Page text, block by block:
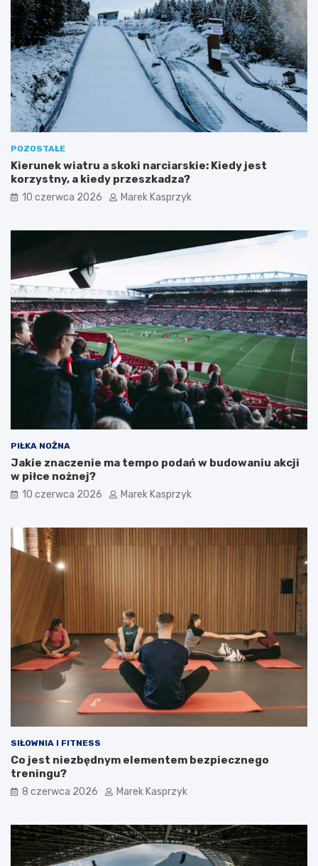
POZOSTAŁE
Kierunek wiatru a skoki narciarskie: Kiedy jest
korzystny, a kiedy przeszkadza?
10 czerwca 2026 Marek Kasprzyk
PIŁKA NOŻNA
Jakie znaczenie ma tempo podań w budowaniu akcji
w piłce nożnej?
10 czerwca 2026 Marek Kasprzyk
SIŁOWNIA I FITNESS
Co jest niezbędnym elementem bezpiecznego
treningu?
8 czerwca 2026 Marek Kasprzyk